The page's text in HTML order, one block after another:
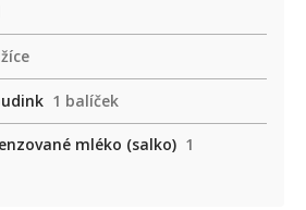
1 balíček
mléko (salko) 1